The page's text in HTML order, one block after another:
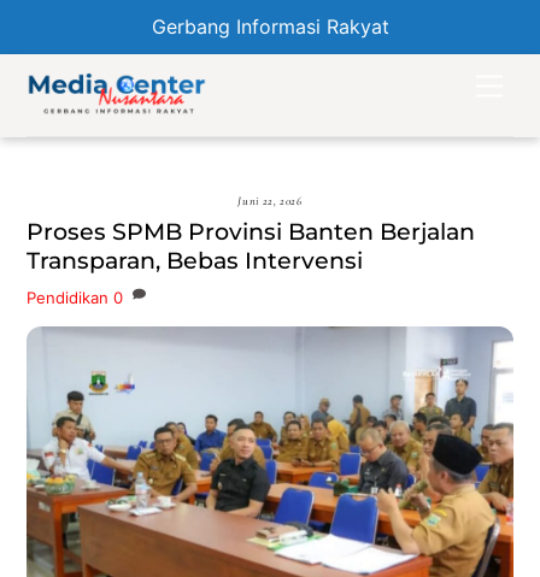
Gerbang Informasi Rakyat
content
Juni 22, 2026
Proses SPMB Provinsi Banten Berjalan
Transparan, Bebas Intervensi
Pendidikan 0